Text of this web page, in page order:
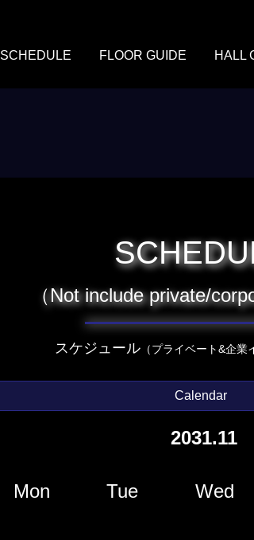
SCHEDULE FLOOR GUIDE HALL
（Not include private/
スケジュール（プライベート&企業
Calendar
2031.11
Mon Tue Wed